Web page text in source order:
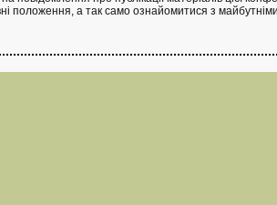
положення, а так само ознайомитися з